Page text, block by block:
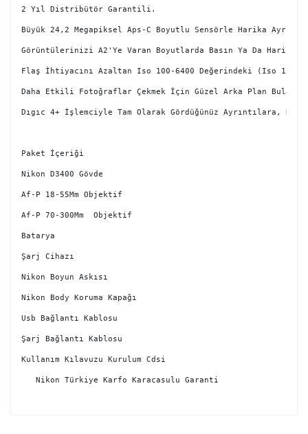
2 Yıl Distribütör Garantili.
Büyük 24,2 Megapiksel Aps-C Boyutlu Sensörle Harika
Görüntülerinizi A2'Ye Varan Boyutlarda Basın Ya Da
Flaş İhtiyacını Azaltan Iso 100-6400 Değerindeki (Iso
Daha Etkili Fotoğraflar Çekmek İçin Güzel Arka Plan
Dıgıc 4+ İşlemciyle Tam Olarak Gördüğünüz Ayrıntılara,
Paket İçeriği
Nikon D3400 Gövde
Af-P 18-55Mm Objektif
Af-P 70-300Mm  Objektif
Batarya
Şarj Cihazı
Nikon Boyun Askısı
Nikon Body Koruma Kapağı
Usb Bağlantı Kablosu
Şarj Bağlantı Kablosu
Kullanım Kılavuzu Kurulum Cdsi
   Nikon Türkiye Karfo Karacasulu Garanti ﻿